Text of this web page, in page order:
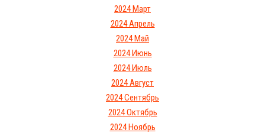
2024 Март
2024 Апрель
2024 Май
2024 Июнь
2024 Июль
2024 Август
2024 Сентябрь
2024 Октябрь
2024 Ноябрь